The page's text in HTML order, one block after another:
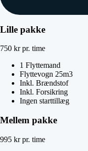
Lille pakke
750 kr pr. time
1 Flyttemand
Flyttevogn 25m3
Inkl. Brændstof
Inkl. Forsikring
Ingen starttillæg
Mellem pakke
995 kr pr. time